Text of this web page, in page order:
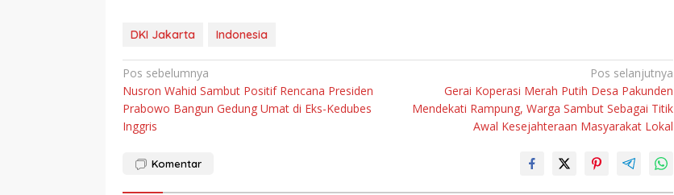
DKI Jakarta Indonesia
Navigasi
pos
Pos sebelumnya
Nusron Wahid Sambut Positif Rencana Presiden
Prabowo Bangun Gedung Umat di Eks-Kedubes
Inggris
Pos selanjutnya
Gerai Koperasi Merah Putih Desa Pakunden
Mendekati Rampung, Warga Sambut Sebagai Titik
Awal Kesejahteraan Masyarakat Lokal
Komentar